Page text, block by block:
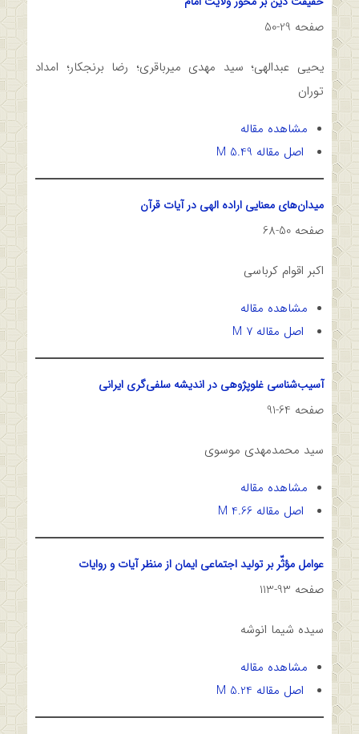
صفحه 29-50
یحیی عبدالهی؛ سید مهدی میرباقری؛ رضا برنجکار؛ امداد
توران
مشاهده مقاله
اصل مقاله 5.49 M
میدان‌های معنایی اراده الهی در آیات قرآن
صفحه 50-68
اکبر اقوام کرباسی
مشاهده مقاله
اصل مقاله 7 M
آسیب‌‌شناسی غلوپژوهی در اندیشه سلفی‌‌گری ایرانی
صفحه 64-91
سید محمدمهدی موسوی
مشاهده مقاله
اصل مقاله 4.66 M
عوامل مؤثّر بر تولید اجتماعی ایمان از منظر آیات و روایات
صفحه 93-113
سیده شیما انوشه
مشاهده مقاله
اصل مقاله 5.24 M